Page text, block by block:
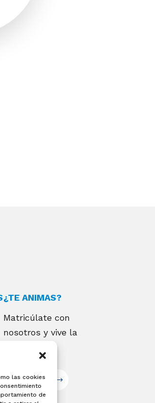
las cookies
de
¿TE ANIMAS?
Matricúlate con
nosotros y vive la
Matricúlate